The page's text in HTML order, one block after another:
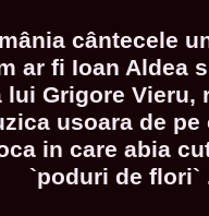
cântecele
ar fi Ioan Aldea
lui Grigore Vieru,
usoara de
in care abia
`poduri de flori`